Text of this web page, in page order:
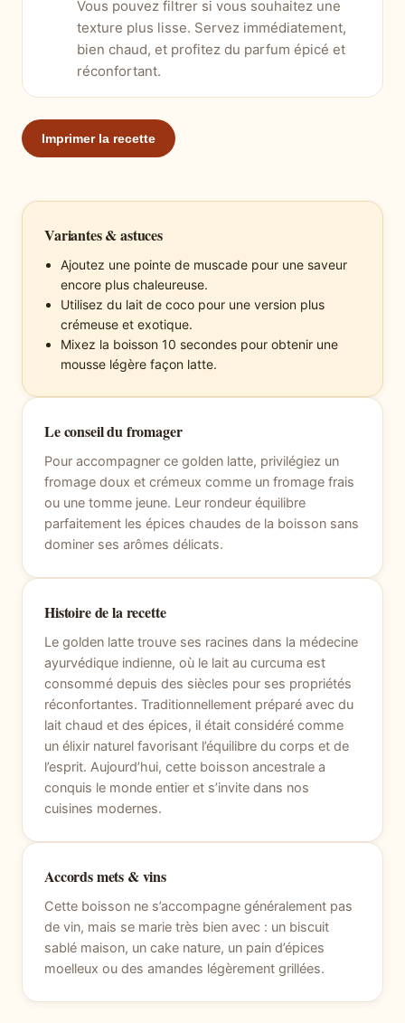
Vous pouvez filtrer si vous souhaitez une
texture plus lisse. Servez immédiatement,
bien chaud, et profitez du parfum épicé et
réconfortant.
Imprimer la recette
Variantes & astuces
Ajoutez une pointe de muscade pour une saveur
encore plus chaleureuse.
Utilisez du lait de coco pour une version plus
crémeuse et exotique.
Mixez la boisson 10 secondes pour obtenir une
mousse légère façon latte.
Le conseil du fromager
Pour accompagner ce golden latte, privilégiez un
fromage doux et crémeux comme un fromage frais
ou une tomme jeune. Leur rondeur équilibre
parfaitement les épices chaudes de la boisson sans
dominer ses arômes délicats.
Histoire de la recette
Le golden latte trouve ses racines dans la médecine
ayurvédique indienne, où le lait au curcuma est
consommé depuis des siècles pour ses propriétés
réconfortantes. Traditionnellement préparé avec du
lait chaud et des épices, il était considéré comme
un élixir naturel favorisant l’équilibre du corps et de
l’esprit. Aujourd’hui, cette boisson ancestrale a
conquis le monde entier et s’invite dans nos
cuisines modernes.
Accords mets & vins
Cette boisson ne s’accompagne généralement pas
de vin, mais se marie très bien avec : un biscuit
sablé maison, un cake nature, un pain d’épices
moelleux ou des amandes légèrement grillées.